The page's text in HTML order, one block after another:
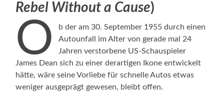
Rebel Without a Cause)
O
b der am 30. September 1955 durch einen
Autounfall im Alter von gerade mal 24
Jahren verstorbene US-Schauspieler
James Dean sich zu einer derartigen Ikone entwickelt
hätte, wäre seine Vorliebe für schnelle Autos etwas
weniger ausgeprägt gewesen, bleibt offen.